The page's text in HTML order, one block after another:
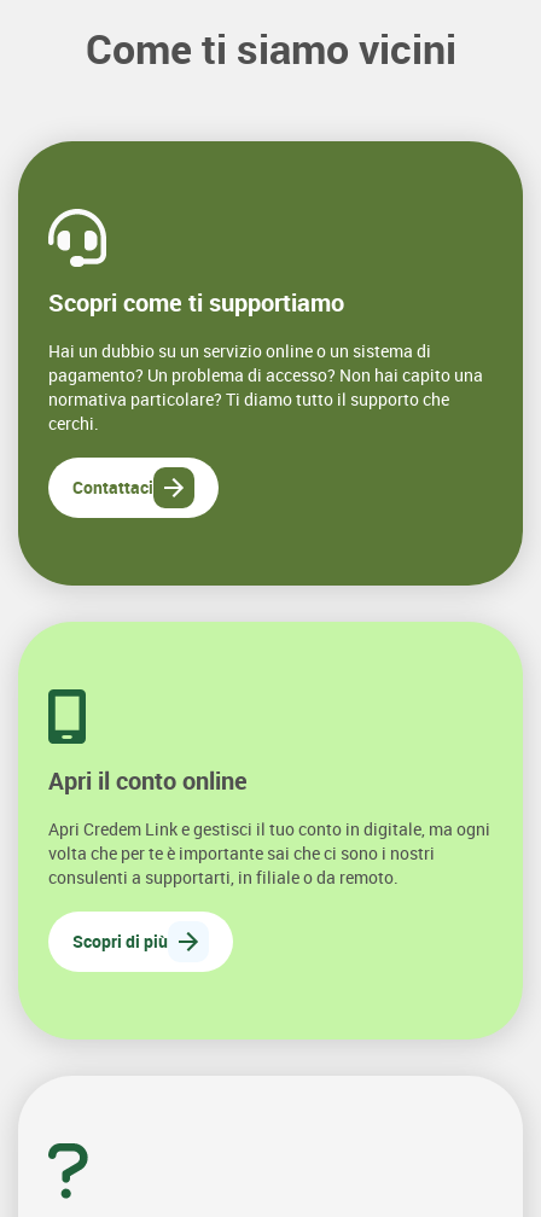
Come ti siamo vicini
Scopri come ti supportiamo
Hai un dubbio su un servizio online o un sistema di
pagamento? Un problema di accesso? Non hai capito una
normativa particolare? Ti diamo tutto il supporto che
cerchi.
Contattaci
Apri il conto online
Apri Credem Link e gestisci il tuo conto in digitale, ma ogni
volta che per te è importante sai che ci sono i nostri
consulenti a supportarti, in filiale o da remoto.
Scopri di più